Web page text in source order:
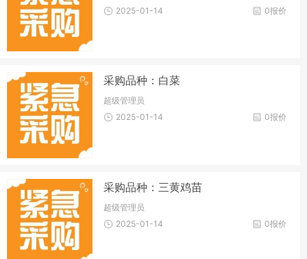
0报价
2025-01-14
采购品种：白菜
超级管理员
0报价
2025-01-14
采购品种：三黄鸡苗
超级管理员
0报价
2025-01-14